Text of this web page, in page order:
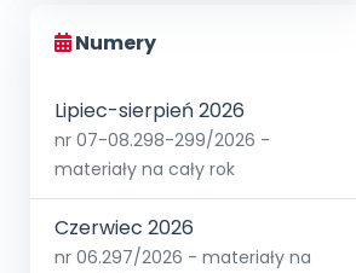
Numery
Lipiec-sierpień 2026
nr 07-08.298-299/2026 -
materiały na cały rok
Czerwiec 2026
nr 06.297/2026 - materiały na